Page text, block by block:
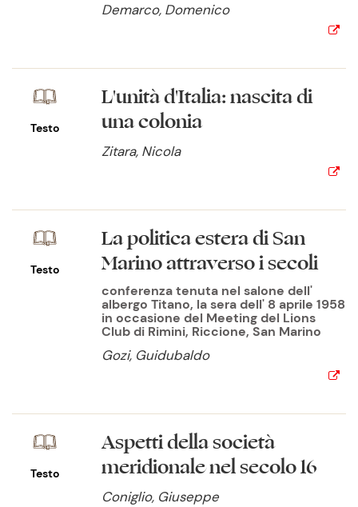
Demarco, Domenico
Testo
L'unità d'Italia: nascita di
una colonia
Zitara, Nicola
Testo
La politica estera di San
Marino attraverso i secoli
conferenza tenuta nel salone dell'
albergo Titano, la sera dell' 8 aprile 1958
in occasione del Meeting del Lions
Club di Rimini, Riccione, San Marino
Gozi, Guidubaldo
Testo
Aspetti della società
meridionale nel secolo 16
Coniglio, Giuseppe